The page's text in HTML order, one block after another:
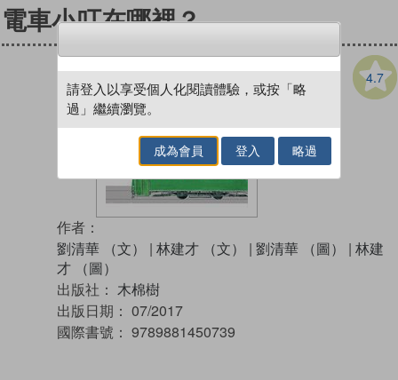
電車小叮在哪裡？
4.7
作者：
劉清華 （文）
| 林建才 （文） | 劉清華 （圖） | 林建
才 （圖）
出版社： 木棉樹
出版日期： 07/2017
國際書號： 9789881450739
請登入以享受個人化閱讀體驗，或按「略
過」繼續瀏覽。
成為會員 登入 略過